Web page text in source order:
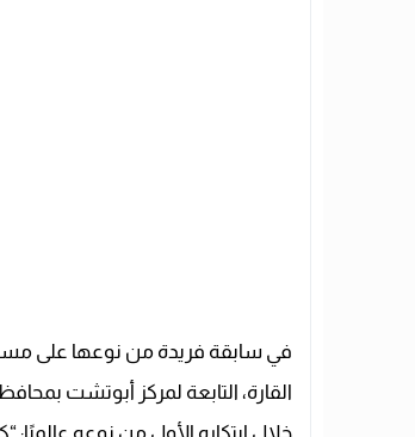
في سابقة فريدة من نوعها على
القارة، التابعة لمركز أبوتشت